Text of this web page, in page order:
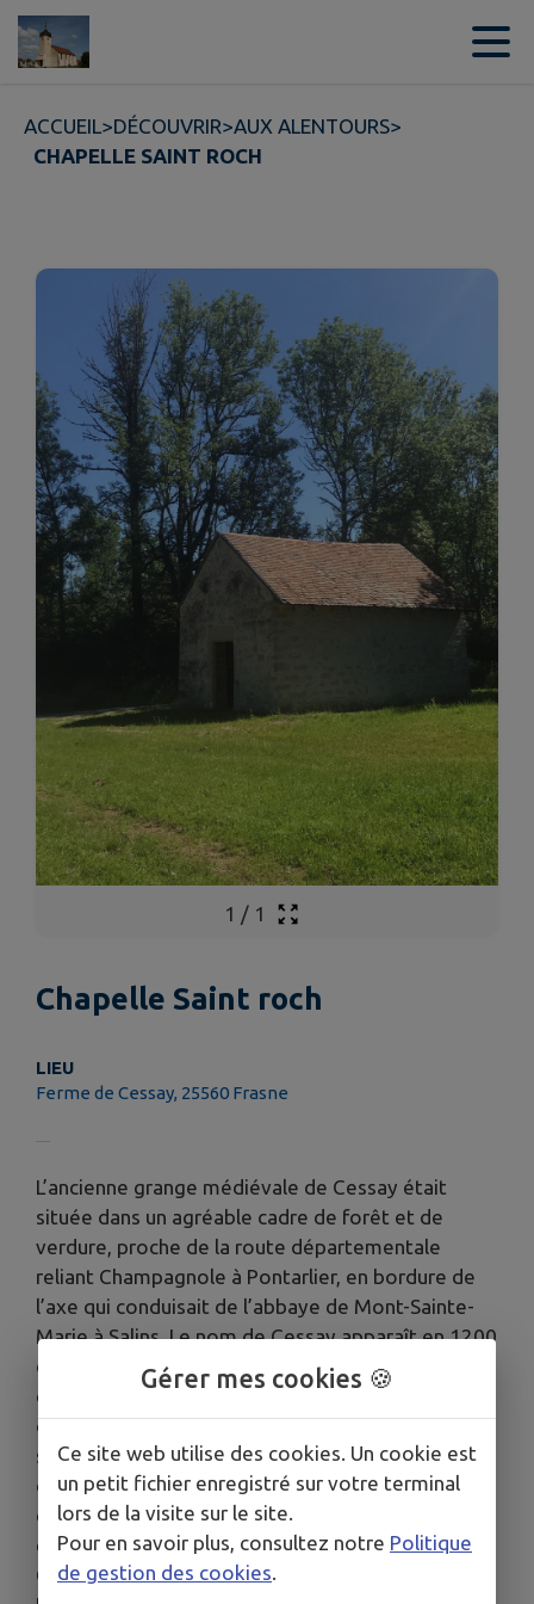
Contenu
ACCUEIL>DÉCOUVRIR>AUX ALENTOURS>
CHAPELLE SAINT ROCH
1 / 1
Chapelle Saint roch
LIEU
Ferme de Cessay, 25560 Frasne
L’ancienne grange médiévale de Cessay était
située dans un agréable cadre de forêt et de
verdure, proche de la route départementale
reliant Champagnole à Pontarlier, en bordure de
l’axe qui conduisait de l’abbaye de Mont-Sainte-
Marie à Salins. Le nom de Cessay apparaît en 1200
dans une charte qui atteste de l’existence de
cette grange dès avant 1200. Il s’agissait au
départ d’un simple bâtiment de ferme destiné à
stocker les récoltes avant d’être une unité
d’exploitation agricole et d’élevage comprenant
des bâtiments de ferme et une chapelle. Celle-ci
est mentionnée sur un plan des bâtiments de
Cessay de 1651.
Gérer mes cookies 🍪
Ce site web utilise des cookies. Un cookie est
un petit fichier enregistré sur votre terminal
lors de la visite sur le site.
Pour en savoir plus, consultez notre Politique
de gestion des cookies